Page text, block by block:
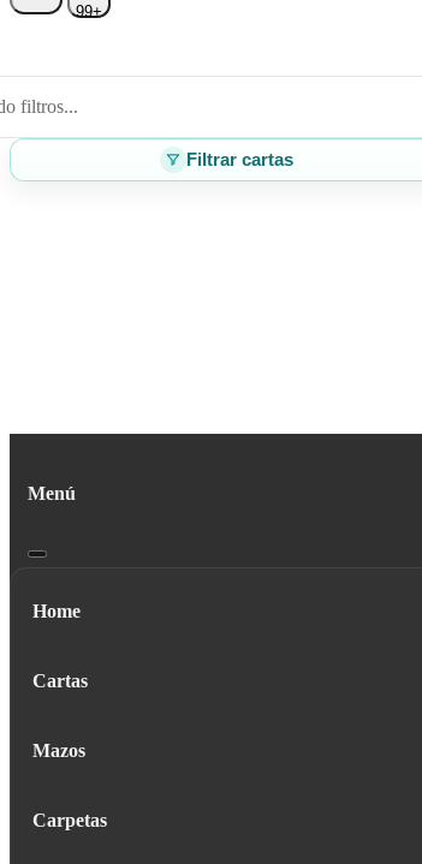
99+
filtros...
Filtrar cartas
Menú
Home
Cartas
Mazos
Carpetas